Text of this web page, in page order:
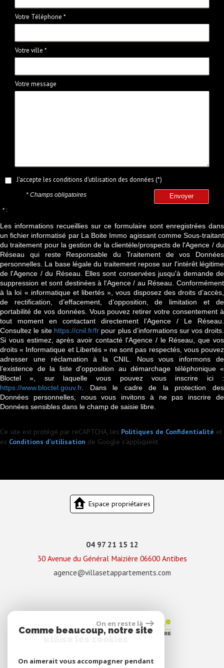
Votre Téléphone *
Votre ville *
Votre message
J'accepte les conditions d'utilisation des données (*)
Envoyer
* Champs obligatoires
* :
Les informations recueillies sur ce formulaire sont enregistrées dans
un fichier informatisé par La Boite Immo agissant comme Sous-traitant
du traitement pour la gestion de la clientèle/prospects de l'Agence / du
Réseau qui reste Responsable du Traitement de vos Données
personnelles. La base légale du traitement repose sur l'intérêt légitime
de l'Agence / du Réseau. Elles sont conservées jusqu'à demande de
suppression et sont destinées à l'Agence / au Réseau. Conformément
à la loi « informatique et libertés », vous disposez des droits d’accès,
de rectification, d’effacement, d’opposition, de limitation et de
portabilité de vos données. Vous pouvez retirer votre consentement à
tout moment en contactant directement l’Agence / Le Réseau.
Consultez le site https://cnil.fr/fr pour plus d’informations sur vos droits.
Si vous estimez, après avoir contacté l'Agence / le Réseau, que vos
droits « Informatique et Libertés » ne sont pas respectés, vous pouvez
adresser une réclamation à la CNIL. Nous vous informons de
l’existence de la liste d'opposition au démarchage téléphonique «
Bloctel », sur laquelle vous pouvez vous inscrire ici :
https://www.bloctel.gouv.fr. Dans le cadre de la protection des
Données personnelles, nous vous invitons à ne pas inscrire de
Données sensibles dans le champ de saisie libre.
Ce site est protégé par reCAPTCHA, les Politiques de Confidentialité et
es Conditions d'utilisation de Google s'appliquent.
Espace propriétaires
04 97 21 15 12
30 Avenue du Général Maizière 06600 Antibes
agence@villasetappartements.com
On en reste là
Comme beaucoup, notre site
On aimerait vous accompagner pendant